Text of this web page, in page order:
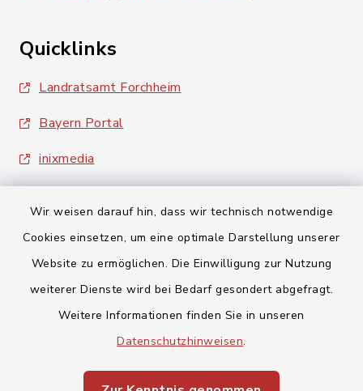
Wir weisen darauf hin, dass wir technisch notwendige
Cookies einsetzen, um eine optimale Darstellung unserer
Website zu ermöglichen. Die Einwilligung zur Nutzung
weiterer Dienste wird bei Bedarf gesondert abgefragt.
Weitere Informationen finden Sie in unseren
Datenschutzhinweisen.
Quicklinks
Landratsamt Forchheim
Bayern Portal
inixmedia
Barrierefreiheit